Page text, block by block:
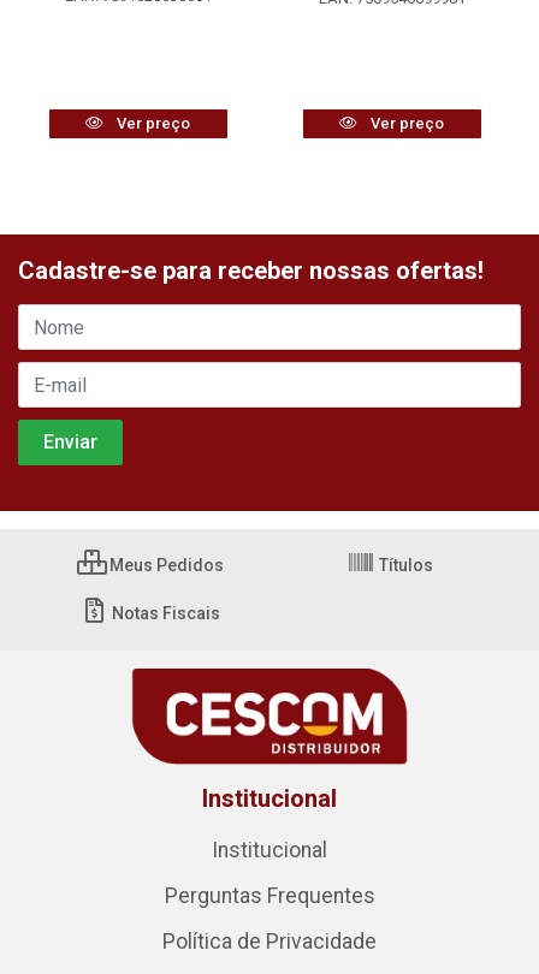
Ver preço Ver preço
Cadastre-se para receber nossas ofertas!
Meus Pedidos Títulos
Notas Fiscais
Institucional
Institucional
Perguntas Frequentes
Política de Privacidade